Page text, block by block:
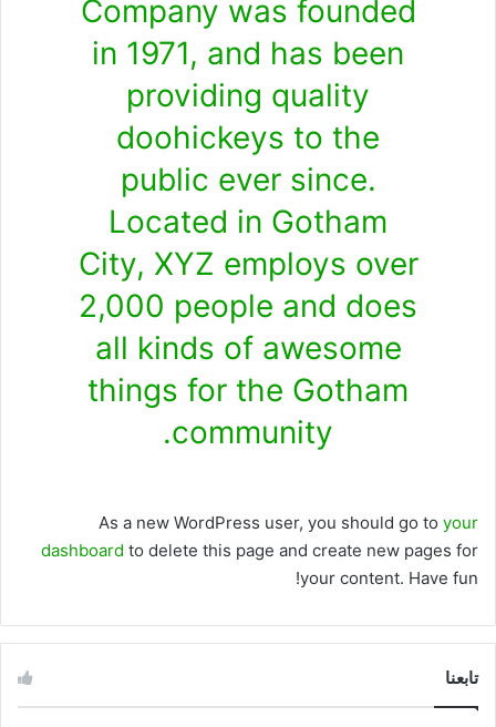
Company was founded
in 1971, and has been
providing quality
doohickeys to the
public ever since.
Located in Gotham
City, XYZ employs over
2,000 people and does
all kinds of awesome
things for the Gotham
community.
As a new WordPress user, you should go to your
dashboard to delete this page and create new pages for
your content. Have fun!
تابعنا